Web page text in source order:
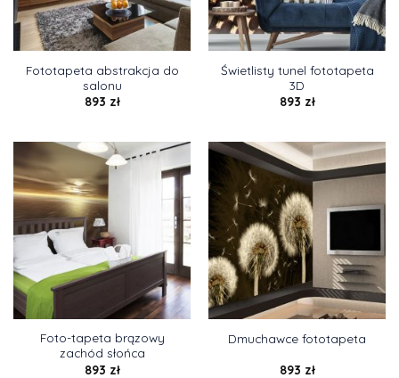
Fototapeta abstrakcja do
salonu
893 zł
Świetlisty tunel fototapeta
3D
893 zł
Foto-tapeta brązowy
zachód słońca
893 zł
Dmuchawce fototapeta
893 zł